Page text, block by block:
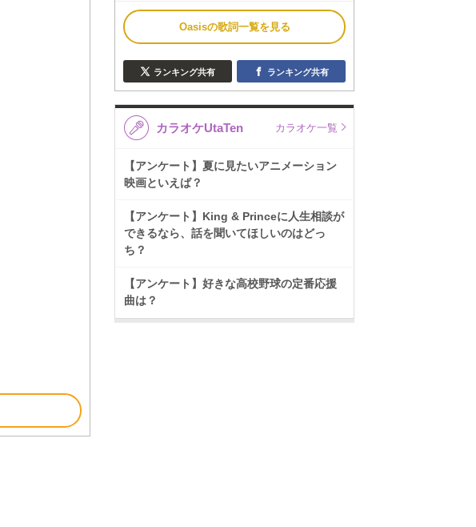
Oasisの歌詞一覧を見る
ランキング共有 ランキング共有
カラオケUtaTen カラオケ一覧
【アンケート】夏に見たいアニメーション
映画といえば？
【アンケート】King & Princeに人生相談が
できるなら、話を聞いてほしいのはどっ
ち？
【アンケート】好きな高校野球の定番応援
曲は？